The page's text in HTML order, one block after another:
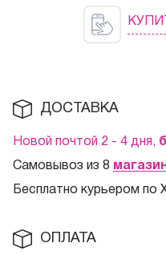
ДОСТАВКА
Новой почтой 2 - 4 дня,
Самовывоз из 8
Бесплатно курьером по
ОПЛАТА